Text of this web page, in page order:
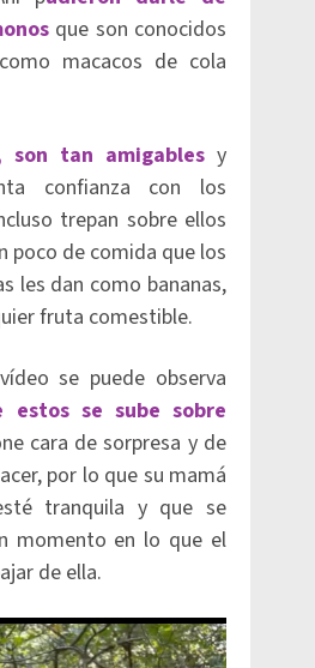
que son conocidos
macacos de cola
son tan amigables y
confianza con los
trepan sobre ellos
poco de comida que los
les dan como bananas,
fruta comestible.
se puede observa
estos se sube sobre
cara de sorpresa y de
por lo que su mamá
tranquila y que se
momento en lo que el
de ella.